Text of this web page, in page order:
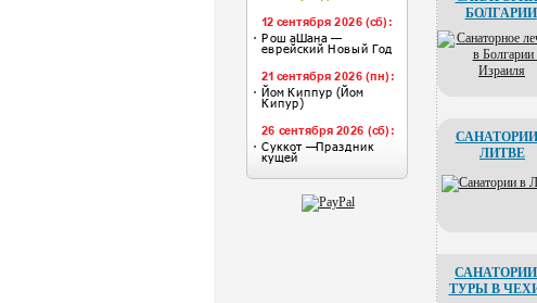
БОЛГАРИИ
ЛИТВЕ
ТУРЫ В